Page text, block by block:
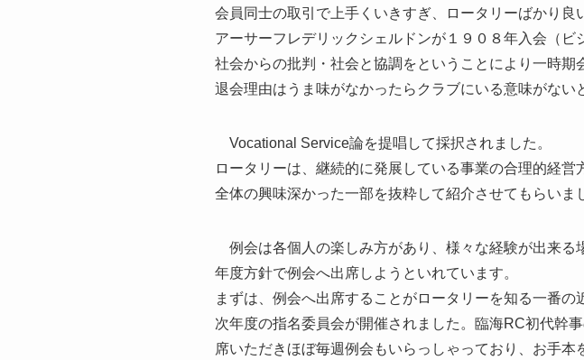
会員同士の取引で上手くいきすぎ、ロータリーばかり良
アーサーフレデリックシェルドンが１９０８年入会（ビ
社会からの批判・社会と協調をということにより一時期
退会理由はうま味がなかったらクラブにいる意味がない
Vocational Service論を提唱して採択されました。
ロータリーは、継続的に発展している事業の合理的経営
全体の興味深かった一部を抜粋して紹介させてもらいま
例会は各個人の楽しみ方があり、様々な経験が出来る
年度方針で例会へ出席しようといれています。
まずは、例会へ出席することがロータリーを知る一番の
次年度の指名委員会が開催されました。臨海RC初代幹
席いただきほぼ毎週例会もいらっしゃっており、お手本